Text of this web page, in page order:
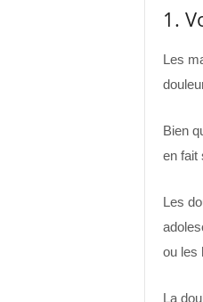
1.
Les
Bien
en fait
Les
ou les
La